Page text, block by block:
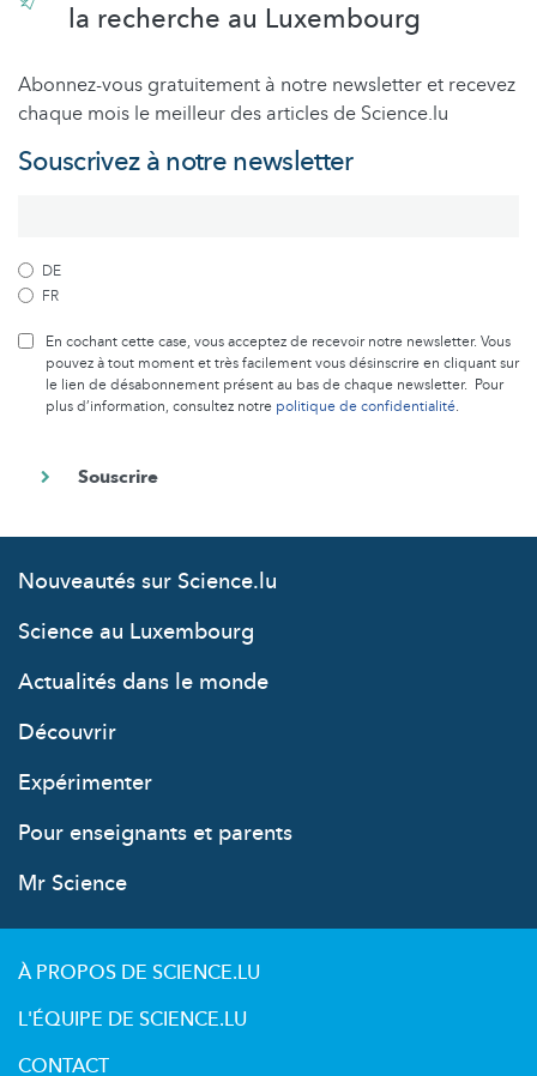
la recherche au Luxembourg
Abonnez-vous gratuitement à notre newsletter et recevez
chaque mois le meilleur des articles de Science.lu
Souscrivez à notre newsletter
DE
FR
En cochant cette case, vous acceptez de recevoir notre newsletter. Vous
pouvez à tout moment et très facilement vous désinscrire en cliquant sur
le lien de désabonnement présent au bas de chaque newsletter. Pour
plus d’information, consultez notre politique de confidentialité.
Nouveautés sur Science.lu
Science au Luxembourg
Actualités dans le monde
Découvrir
Expérimenter
Pour enseignants et parents
Mr Science
À PROPOS DE SCIENCE.LU
L'ÉQUIPE DE SCIENCE.LU
CONTACT